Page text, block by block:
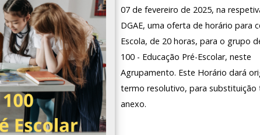
07 de fevereiro de 2025, na
DGAE, uma oferta de horário para
Escola, de 20 horas, para o grupo
100 - Educação Pré-Escolar, neste
Agrupamento. Este Horário dará
termo resolutivo, para substituição
anexo.